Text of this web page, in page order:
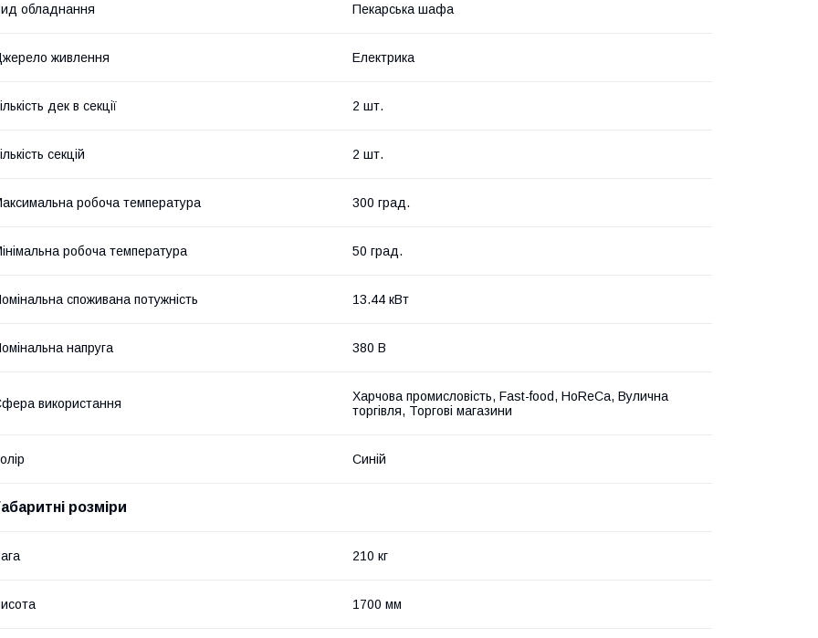
обладнання Пекарська шафа
живлення Електрика
дек в секції 2 шт.
секцій 2 шт.
робоча температура 300 град.
робоча температура 50 град.
споживана потужність 13.44 кВт
напруга 380 В
використання
Харчова промисловість, Fast-food, HoReCa, Вулична
торгівля, Торгові магазини
Синій
розміри
210 кг
1700 мм